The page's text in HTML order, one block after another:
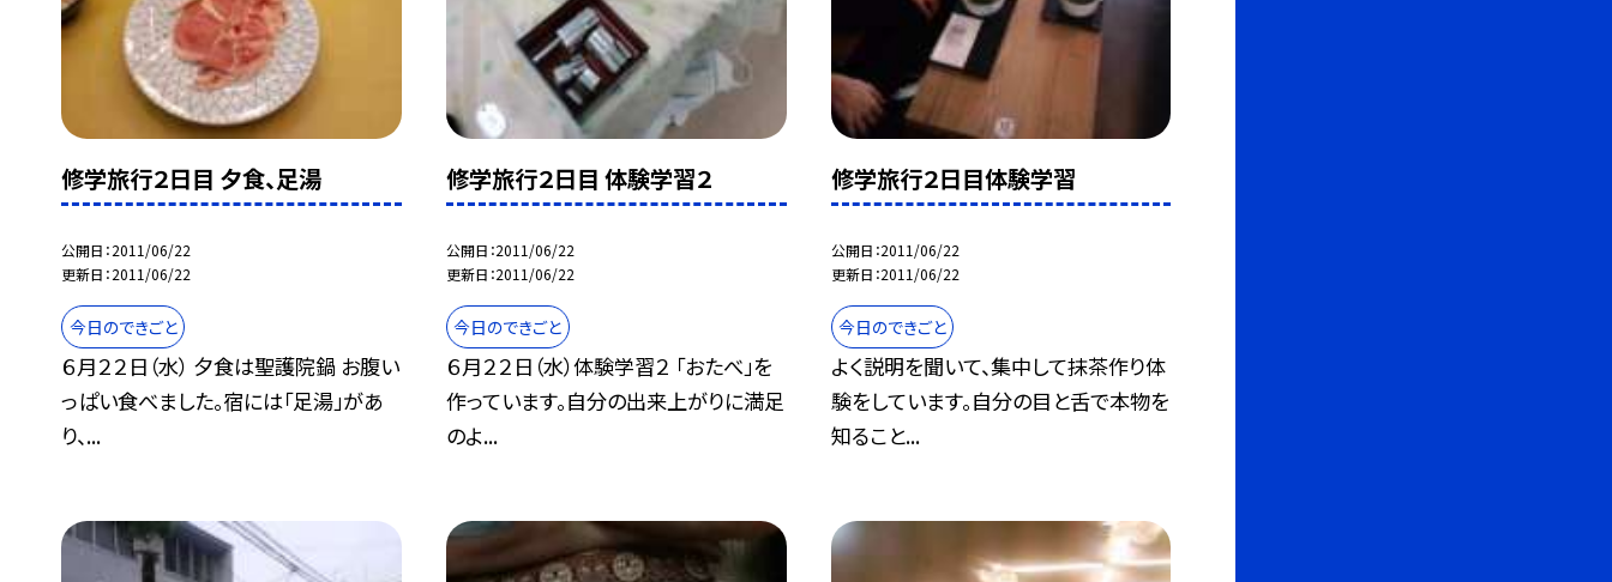
修学旅行２日目 夕食、足湯
公開日 2011/06/22
更新日 2011/06/22
今日のできごと
６月２２日（水） 夕食は聖護院鍋 お腹い
っぱい食べました。宿には「足湯」があ
り、...
修学旅行２日目 体験学習２
公開日 2011/06/22
更新日 2011/06/22
今日のできごと
６月２２日（水）体験学習２ 「おたべ」を
作っています。自分の出来上がりに満足
のよ...
修学旅行２日目体験学習
公開日 2011/06/22
更新日 2011/06/22
今日のできごと
よく説明を聞いて、集中して抹茶作り体
験をしています。自分の目と舌で本物を
知ること...